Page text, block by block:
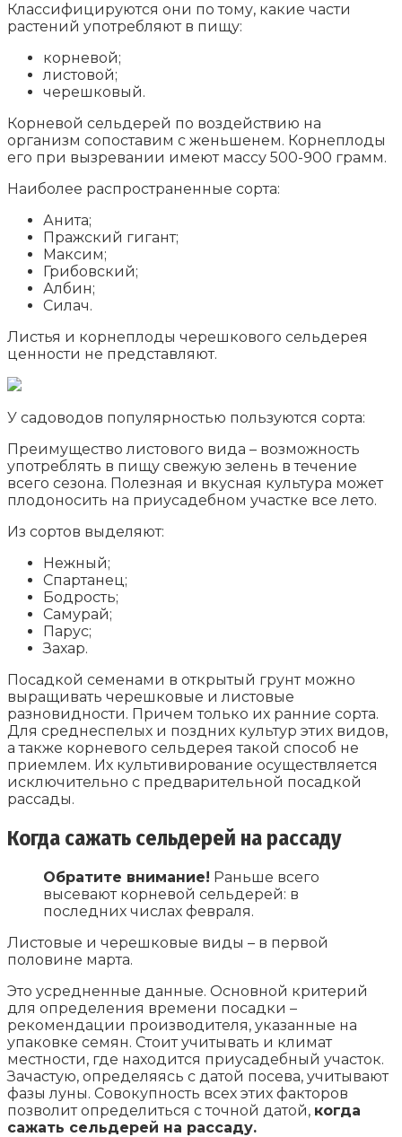
Классифицируются они по тому, какие части
растений употребляют в пищу:
корневой;
листовой;
черешковый.
Корневой сельдерей по воздействию на
организм сопоставим с женьшенем. Корнеплоды
его при вызревании имеют массу 500-900 грамм.
Наиболее распространенные сорта:
Анита;
Пражский гигант;
Максим;
Грибовский;
Албин;
Силач.
Листья и корнеплоды черешкового сельдерея
ценности не представляют.
У садоводов популярностью пользуются сорта:
Преимущество листового вида – возможность
употреблять в пищу свежую зелень в течение
всего сезона. Полезная и вкусная культура может
плодоносить на приусадебном участке все лето.
Из сортов выделяют:
Нежный;
Спартанец;
Бодрость;
Самурай;
Парус;
Захар.
Посадкой семенами в открытый грунт можно
выращивать черешковые и листовые
разновидности. Причем только их ранние сорта.
Для среднеспелых и поздних культур этих видов,
а также корневого сельдерея такой способ не
приемлем. Их культивирование осуществляется
исключительно с предварительной посадкой
рассады.
Когда сажать сельдерей на рассаду
Обратите внимание! Раньше всего
высевают корневой сельдерей: в
последних числах февраля.
Листовые и черешковые виды – в первой
половине марта.
Это усредненные данные. Основной критерий
для определения времени посадки –
рекомендации производителя, указанные на
упаковке семян. Стоит учитывать и климат
местности, где находится приусадебный участок.
Зачастую, определяясь с датой посева, учитывают
фазы луны. Совокупность всех этих факторов
позволит определиться с точной датой, когда
сажать сельдерей на рассаду.